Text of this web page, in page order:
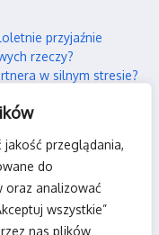
przeglądania,
do
oraz analizować
wszystkie”
nas plików
przyjaźnie
rzeczy?
w silnym stresie?
rozwiązanie?